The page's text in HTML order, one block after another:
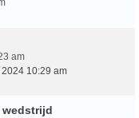
am
10:29 am
wedstrijd